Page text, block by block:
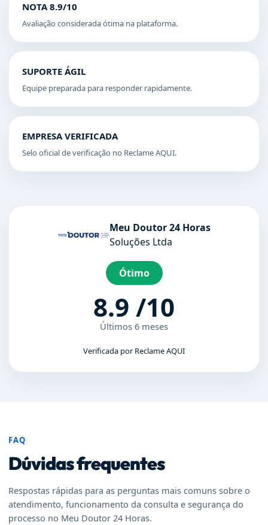
NOTA 8.9/10
Avaliação considerada ótima na plataforma.
SUPORTE ÁGIL
Equipe preparada para responder rapidamente.
EMPRESA VERIFICADA
Selo oficial de verificação no Reclame AQUI.
Meu Doutor 24 Horas
Soluções Ltda
Ótimo
8.9 /10
Últimos 6 meses
Verificada por Reclame AQUI
FAQ
Dúvidas frequentes
Respostas rápidas para as perguntas mais comuns sobre o
atendimento, funcionamento da consulta e segurança do
processo no Meu Doutor 24 Horas.